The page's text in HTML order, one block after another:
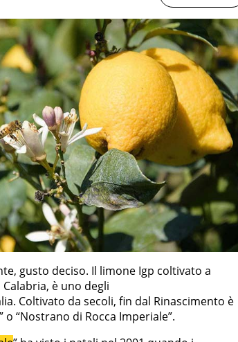
gusto deciso. Il limone Igp coltivato a
è uno degli
Coltivato da secoli, fin dal Rinascimento è
“Nostrano di Rocca Imperiale”.